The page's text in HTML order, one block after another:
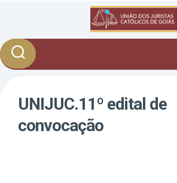
UNIJUC.11º edital de
convocação